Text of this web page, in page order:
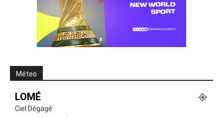
Méteo
LOMÉ
Ciel Dégagé